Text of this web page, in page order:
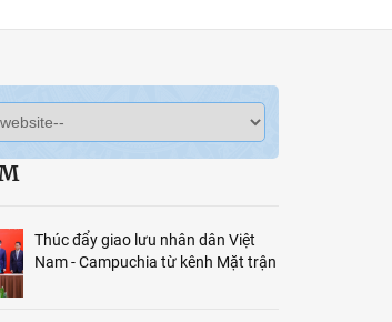
Thúc đẩy giao lưu nhân dân Việt
Nam - Campuchia từ kênh Mặt trận